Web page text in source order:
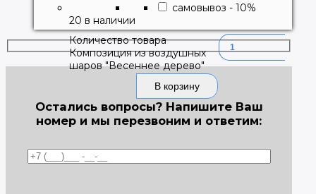
самовывоз -10%
20 в наличии
Количество товара
Композиция из воздушных
шаров "Весеннее дерево"
В корзину
Остались вопросы? Напишите Ваш
номер и мы перезвоним и ответим: